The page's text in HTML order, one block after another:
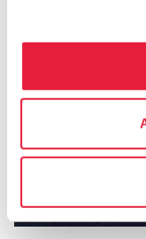
photo_camera Attrazioni